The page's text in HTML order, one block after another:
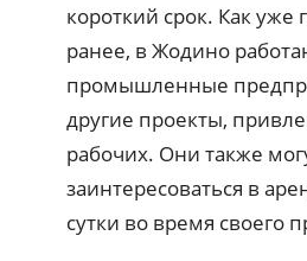
короткий срок. Как уже
ранее, в Жодино
промышленные
другие проекты,
рабочих. Они также
заинтересоваться в
сутки во время своего